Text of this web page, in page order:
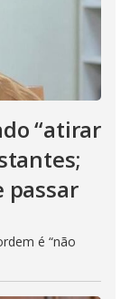
“atirar
passar
é “não